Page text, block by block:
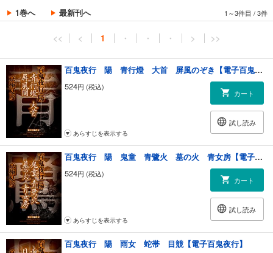
1巻へ 最新刊へ 1～3件目 /3件
<< < 1 ・ ・ ・ > >>
百鬼夜行 陽 青行燈 大首 屏風のぞき【電子百鬼夜行】
524円 (税込)
カート
試し読み
あらすじを表示する
百鬼夜行 陽 鬼童 青鷺火 墓の火 青女房【電子百鬼夜行】
524円 (税込)
カート
試し読み
あらすじを表示する
百鬼夜行 陽 雨女 蛇帯 目競【電子百鬼夜行】